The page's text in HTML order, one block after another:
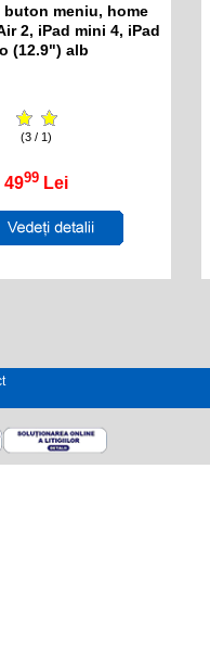
buton meniu, home
2, iPad mini 4, iPad
(12.9") alb
(3 / 1)
4999 Lei